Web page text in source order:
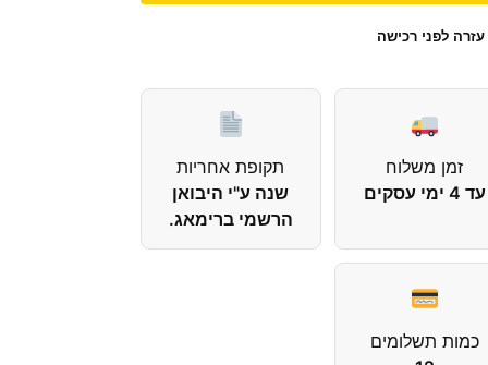
עזרה לפני רכישה
זמן משלוח
עד 4 ימי עסקים
תקופת אחריות
שנה ע"י היבואן
הרשמי ברימאג.
כמות תשלומים